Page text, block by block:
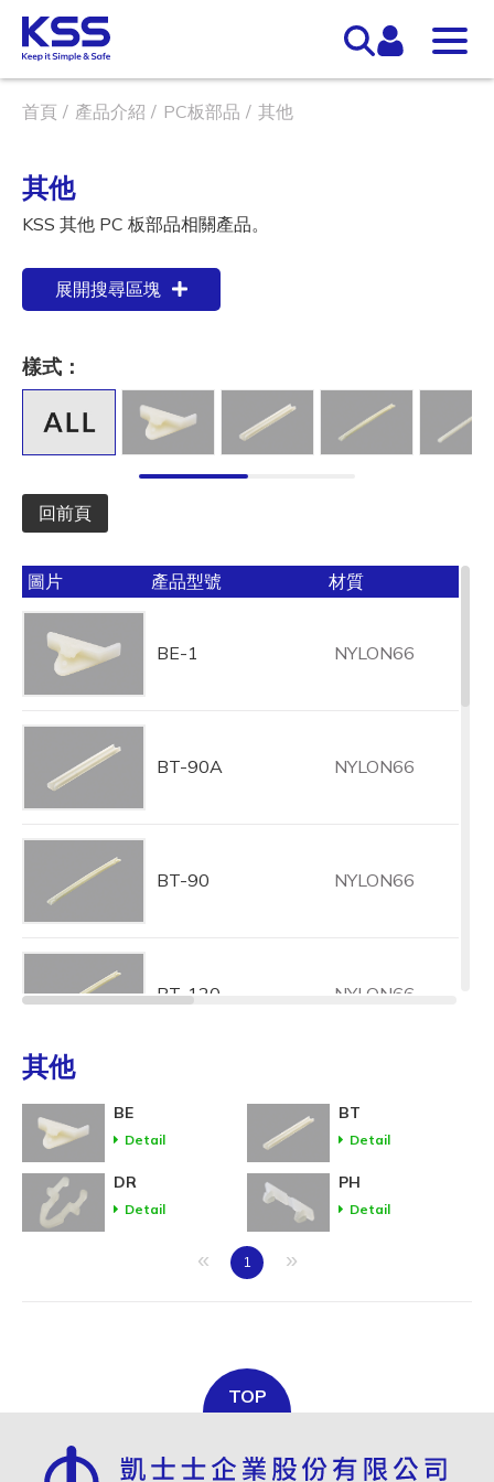
首頁 產品介紹 PC板部品 其他
其他
KSS 其他 PC 板部品相關產品。
展開搜尋區塊
樣式：
回前頁
圖片 產品型號 材質
BE-1 NYLON66
BT-90A NYLON66
BT-90 NYLON66
BT-120 NYLON66
NYLON66
BT-155A NYLON66
其他
BE
Detail
BT
Detail
DR
Detail
PH
Detail
« 1 »
TOP